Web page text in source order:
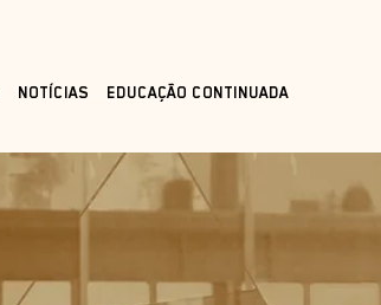
NOTÍCIAS EDUCAÇÃO CONTINUADA